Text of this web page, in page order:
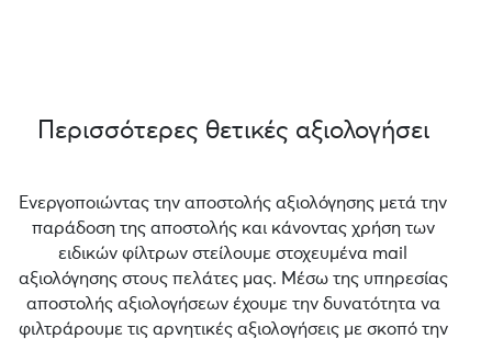
Περισσότερες θετικές αξιολογήσει
Ενεργοποιώντας την αποστολής αξιολόγησης μετά την
παράδοση της αποστολής και κάνοντας χρήση των
ειδικών φίλτρων στείλουμε στοχευμένα mail
αξιολόγησης στους πελάτες μας. Μέσω της υπηρεσίας
αποστολής αξιολογήσεων έχουμε την δυνατότητα να
φιλτράρουμε τις αρνητικές αξιολογήσεις με σκοπό την